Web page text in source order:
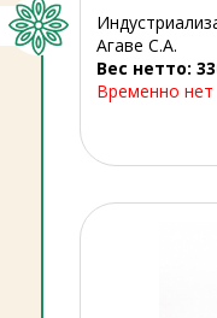
Агаве С.А.
Вес нетто:
Временно нет